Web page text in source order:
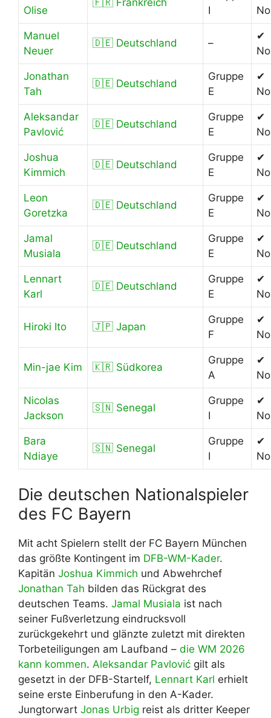
Olise
🇫🇷 Frankreich
I
Manuel
Neuer
🇩🇪 Deutschland –
✔
Jonathan
Tah
🇩🇪 Deutschland
Gruppe
E
✔
Aleksandar
Pavlović
🇩🇪 Deutschland
Gruppe
E
✔
Joshua
Kimmich
🇩🇪 Deutschland
Gruppe
E
✔
Leon
Goretzka
🇩🇪 Deutschland
Gruppe
E
✔
Jamal
Musiala
🇩🇪 Deutschland
Gruppe
E
✔
Lennart
Karl
🇩🇪 Deutschland
Gruppe
E
✔
Hiroki Ito 🇯🇵 Japan
Gruppe
F
✔
Min-jae Kim 🇰🇷 Südkorea
Gruppe
A
✔
Nicolas
Jackson
🇸🇳 Senegal
Gruppe
I
✔
Bara
Ndiaye
🇸🇳 Senegal
Gruppe
I
✔
Die deutschen Nationalspieler
des FC Bayern
Mit acht Spielern stellt der FC Bayern München
das größte Kontingent im DFB-WM-Kader.
Kapitän Joshua Kimmich und Abwehrchef
Jonathan Tah bilden das Rückgrat des
deutschen Teams. Jamal Musiala ist nach
seiner Fußverletzung eindrucksvoll
zurückgekehrt und glänzte zuletzt mit direkten
Torbeteiligungen am Laufband – die WM 2026
kann kommen. Aleksandar Pavlović gilt als
gesetzt in der DFB-Startelf, Lennart Karl erhielt
seine erste Einberufung in den A-Kader.
Jungtorwart Jonas Urbig reist als dritter Keeper